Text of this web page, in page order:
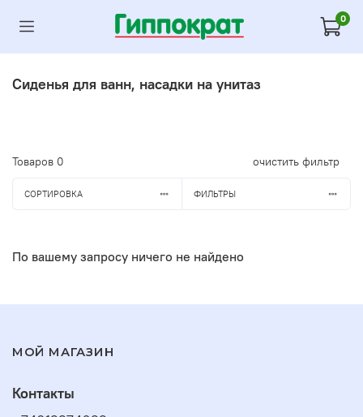
0
Сиденья для ванн, насадки на унитаз
Товаров 0 очистить фильтр
СОРТИРОВКА ФИЛЬТРЫ
По вашему запросу ничего не найдено
МОЙ МАГАЗИН
Контакты